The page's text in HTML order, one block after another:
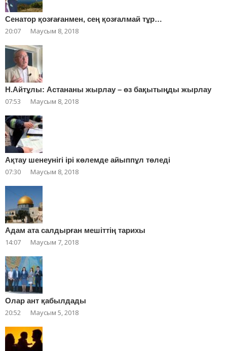
Сенатор қозғағанмен, сең қозғалмай тұр…
20:07 Маусым 8, 2018
Н.Айтұлы: Астананы жырлау – өз бақытыңды жырлау
07:53 Маусым 8, 2018
Ақтау шенеунігі ірі көлемде айыппұл төледі
07:30 Маусым 8, 2018
Адам ата салдырған мешіттің тарихы
14:07 Маусым 7, 2018
Олар ант қабылдады
20:52 Маусым 5, 2018